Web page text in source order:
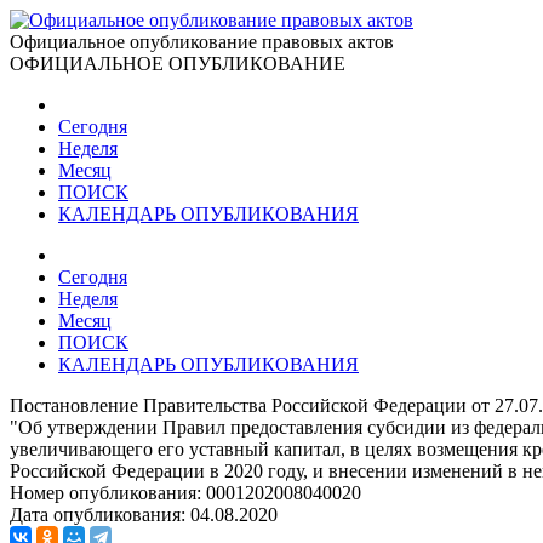
Официальное опубликование правовых актов
ОФИЦИАЛЬНОЕ ОПУБЛИКОВАНИЕ
Сегодня
Неделя
Месяц
ПОИСК
КАЛЕНДАРЬ ОПУБЛИКОВАНИЯ
Сегодня
Неделя
Месяц
ПОИСК
КАЛЕНДАРЬ ОПУБЛИКОВАНИЯ
Постановление Правительства Российской Федерации от
"Об утверждении Правил предоставления субсидии из
увеличивающего его уставный капитал, в целях
Российской Федерации в 2020 году, и внесении изменений в
Номер опубликования: 0001202008040020
Дата опубликования: 04.08.2020